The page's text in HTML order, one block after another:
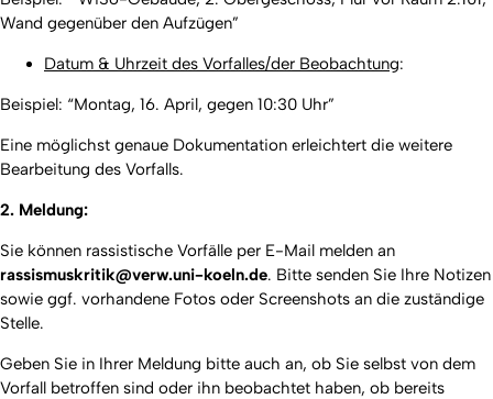
Wand gegenüber den Aufzügen”
Datum & Uhrzeit des Vorfalles/der Beobachtung:
Beispiel: “Montag, 16. April, gegen 10:30 Uhr”
Eine möglichst genaue Dokumentation erleichtert die weitere
Bearbeitung des Vorfalls.
2. Meldung:
Sie können rassistische Vorfälle per E-Mail melden an
rassismuskritik@verw.uni-koeln.de. Bitte senden Sie Ihre Notizen
sowie ggf. vorhandene Fotos oder Screenshots an die zuständige
Stelle.
Geben Sie in Ihrer Meldung bitte auch an, ob Sie selbst von dem
Vorfall betroffen sind oder ihn beobachtet haben, ob bereits